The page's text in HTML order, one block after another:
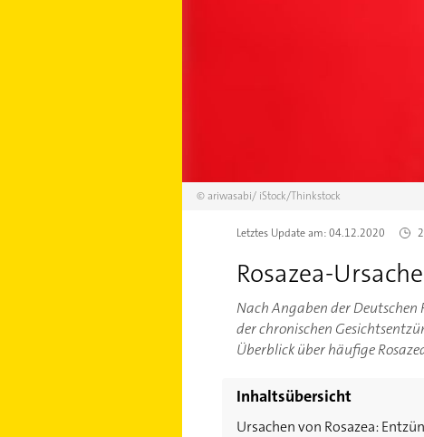
©ariwasabi/ iStock/Thinkstock
Letztes Update am:04.12.2020
Rosazea-
Nach Angaben der Deutschen
der chronischen
Überblick über häufige
Inhaltsübersicht
Ursachen von Rosazea: